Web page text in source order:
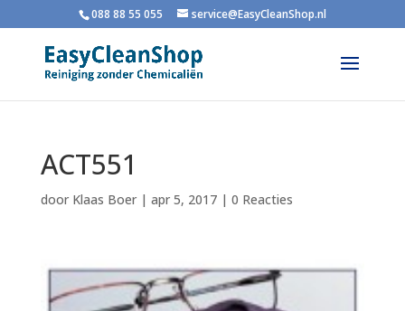
088 88 55 055 service@EasyCleanShop.nl
ACT551
door Klaas Boer| apr 5, 2017| 0 Reacties